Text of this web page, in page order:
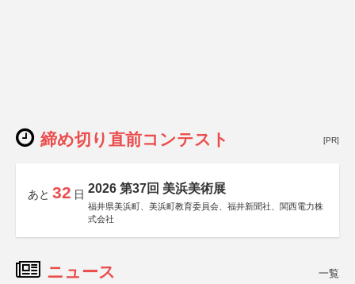
締め切り直前コンテスト [PR]
あと 32 日 2026 第37回 美浜美術展
福井県美浜町、美浜町教育委員会、福井新聞社、関西電力株
式会社
ニュース 一覧